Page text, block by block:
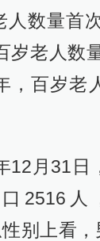
人数量首
岁老人数
，百岁老
12月31日
口2516
别上看，